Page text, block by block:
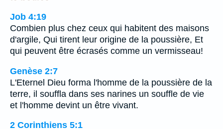
Job 4:19
Combien plus chez ceux qui habitent des maisons
d'argile, Qui tirent leur origine de la poussière, Et
qui peuvent être écrasés comme un vermisseau!
Genèse 2:7
L'Eternel Dieu forma l'homme de la poussière de la
terre, il souffla dans ses narines un souffle de vie
et l'homme devint un être vivant.
2 Corinthiens 5:1